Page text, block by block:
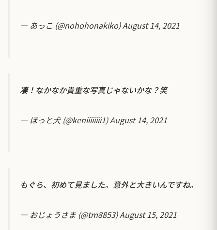
— あっこ (@nohohonakiko)August 14, 2021
凄！なかなか貴重な写真じゃないかな？笑
— ほっと犬 (@keniiiiiiii1)August 14, 2021
もぐら、初めて見ました。意外と大きいんですね。
— おじょうさま (@tm8853)August 15, 2021